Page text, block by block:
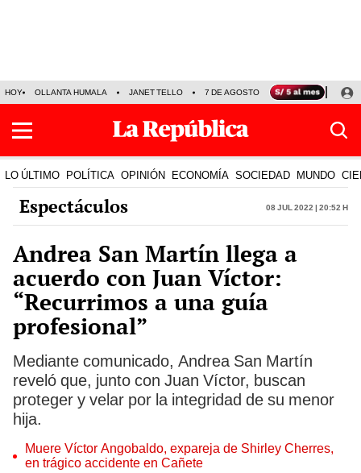
HOY OLLANTA HUMALA JANET TELLO 7 DE AGOSTO TINKA RESULTADOS
LO ÚLTIMO POLÍTICA OPINIÓN ECONOMÍA SOCIEDAD MUNDO
Espectáculos 08 Jul 2022 | 20:52 h
Andrea San Martín llega a
acuerdo con Juan Víctor:
“Recurrimos a una guía
profesional”
Mediante comunicado, Andrea San Martín
reveló que, junto con Juan Víctor, buscan
proteger y velar por la integridad de su menor
hija.
Muere Víctor Angobaldo, expareja de Shirley Cherres,
en trágico accidente en Cañete